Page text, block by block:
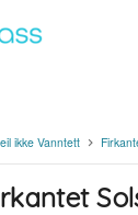
ikke Vanntett